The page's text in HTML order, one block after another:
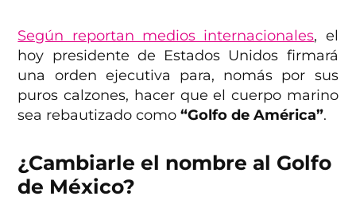
Según reportan medios internacionales, el
hoy presidente de Estados Unidos firmará
una orden ejecutiva para, nomás por sus
puros calzones, hacer que el cuerpo marino
sea rebautizado como“Golfo de América”.
¿Cambiarle el nombre al Golfo
de México?